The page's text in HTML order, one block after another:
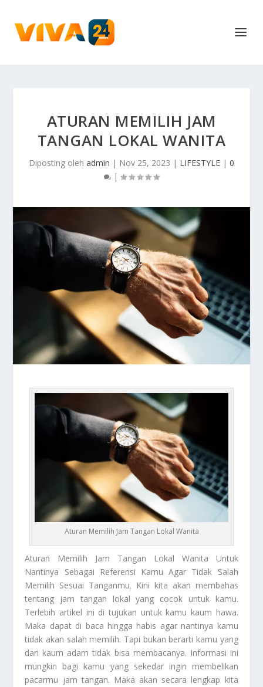
ATURAN MEMILIH JAM
TANGAN LOKAL WANITA
Diposting oleh admin | Nov 25, 2023 | LIFESTYLE | 0
|
Aturan Memilih Jam Tangan Lokal Wanita
Aturan Memilih Jam Tangan Lokal Wanita Untuk
Nantinya Sebagai Referensi Kamu Agar Tidak Salah
Memilih Sesuai Tanganmu. Kini kita akan membahas
tentang jam tangan lokal yang cocok untuk kamu.
Terlebih artikel ini di tujukan untuk kamu kaum hawa.
Maka dapat di baca hingga habis agar nantinya kamu
tidak akan salah memilih. Tapi bukan berarti kamu yang
dari kaum adam tidak bisa membacanya. Informasi ini
mungkin bagi kamu yang sekedar ingin membelikan
pacarmu jam tangan. Maka akan secara lengkap kita